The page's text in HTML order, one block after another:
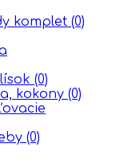
komplet (0)
(0)
kokony (0)
(0)